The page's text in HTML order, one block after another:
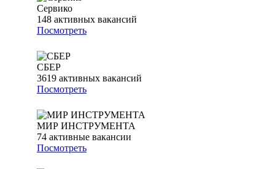
Сервико
148 активных вакансий
Посмотреть
СБЕР
3619 активных вакансий
Посмотреть
МИР ИНСТРУМЕНТА
74 активные вакансии
Посмотреть